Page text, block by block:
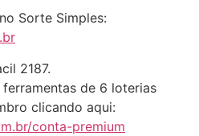
Sorte Simples:
2187.
de 6 loterias
clicando aqui:
conta-premium